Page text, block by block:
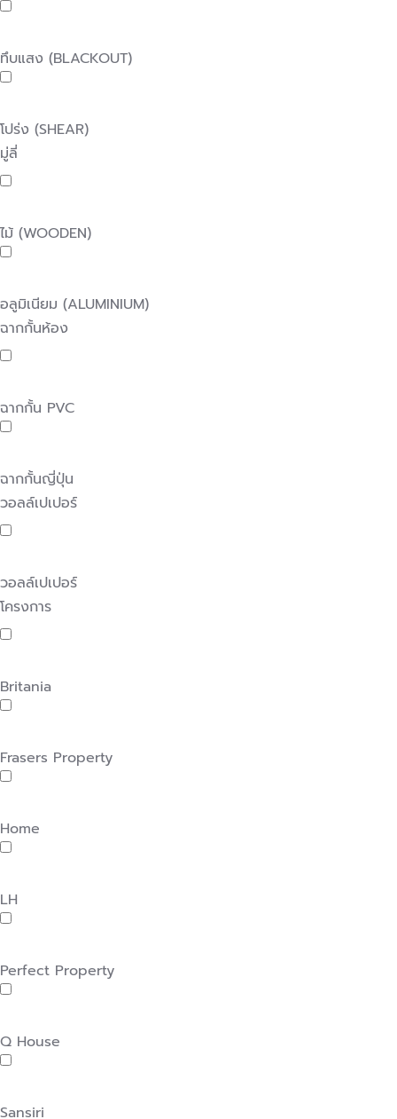
ทึบแสง (BLACKOUT)
โปร่ง (SHEAR)
มู่ลี่
ไม้ (WOODEN)
อลูมิเนียม (ALUMINIUM)
ฉากกั้นห้อง
ฉากกั้น PVC
ฉากกั้นญี่ปุ่น
วอลล์เปเปอร์
วอลล์เปเปอร์
โครงการ
Britania
Frasers Property
Home
LH
Perfect Property
Q House
Sansiri